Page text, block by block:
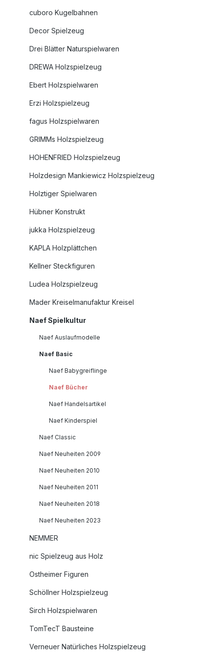
cuboro Kugelbahnen
Decor Spielzeug
Drei Blätter Naturspielwaren
DREWA Holzspielzeug
Ebert Holzspielwaren
Erzi Holzspielzeug
fagus Holzspielwaren
GRIMMs Holzspielzeug
HOHENFRIED Holzspielzeug
Holzdesign Mankiewicz Holzspielzeug
Holztiger Spielwaren
Hübner Konstrukt
jukka Holzspielzeug
KAPLA Holzplättchen
Kellner Steckfiguren
Ludea Holzspielzeug
Mader Kreiselmanufaktur Kreisel
Naef Spielkultur
Naef Auslaufmodelle
Naef Basic
Naef Babygreiflinge
Naef Bücher
Naef Handelsartikel
Naef Kinderspiel
Naef Classic
Naef Neuheiten 2009
Naef Neuheiten 2010
Naef Neuheiten 2011
Naef Neuheiten 2018
Naef Neuheiten 2023
NEMMER
nic Spielzeug aus Holz
Ostheimer Figuren
Schöllner Holzspielzeug
Sirch Holzspielwaren
TomTecT Bausteine
Verneuer Natürliches Holzspielzeug